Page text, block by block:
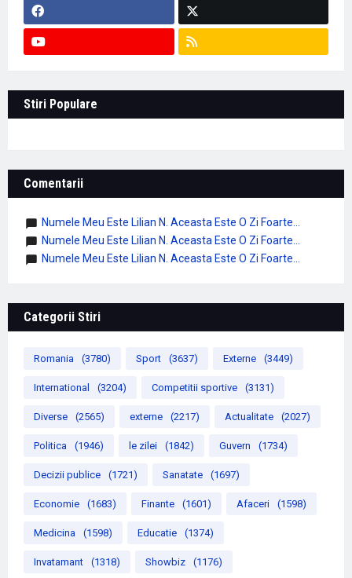
Stiri Populare
Comentarii
Numele Meu Este Lilian N. Aceasta Este O Zi Foarte...
Numele Meu Este Lilian N. Aceasta Este O Zi Foarte...
Numele Meu Este Lilian N. Aceasta Este O Zi Foarte...
Categorii Stiri
Romania (3780) Sport (3637) Externe (3449)
International (3204) Competitii sportive (3131)
Diverse (2565) externe (2217) Actualitate (2027)
Politica (1946) le zilei (1842) Guvern (1734)
Decizii publice (1721) Sanatate (1697)
Economie (1683) Finante (1601) Afaceri (1598)
Medicina (1598) Educatie (1374)
Invatamant (1318) Showbiz (1176)